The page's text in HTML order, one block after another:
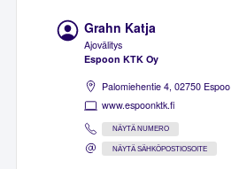
Grahn Katja
Ajovälitys
Espoon KTK Oy
Palomiehentie 4, 02750 Espoo
www.espoonktk.fi
NÄYTÄ NUMERO
NÄYTÄ SÄHKÖPOSTIOSOITE